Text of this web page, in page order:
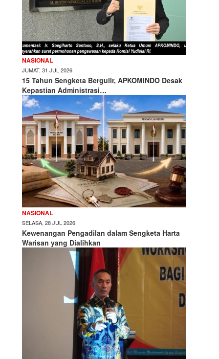
NASIONAL
JUMAT, 31 JUL 2026
15 Tahun Sengketa Bergulir, APKOMINDO Desak
Kepastian Administrasi…
NASIONAL
SELASA, 28 JUL 2026
Kewenangan Pengadilan dalam Sengketa Harta
Warisan yang Dialihkan